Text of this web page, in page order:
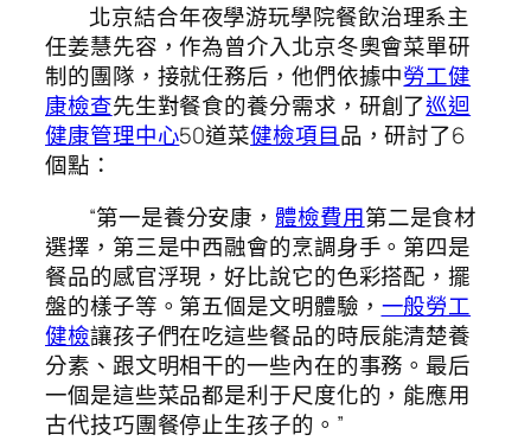
北京結合年夜學游玩學院餐飲治理系主
任姜慧先容，作為曾介入北京冬奧會菜單研
制的團隊，接就任務后，他們依據中勞工健
康檢查先生對餐食的養分需求，研創了巡迴
健康管理中心50道菜健檢項目品，研討了6
個點：
“第一是養分安康， 體檢費用第二是食材
選擇，第三是中西融會的烹調身手。第四是
餐品的感官浮現，好比說它的色彩搭配，擺
盤的樣子等。第五個是文明體驗， 一般勞工
健檢讓孩子們在吃這些餐品的時辰能清楚養
分素、跟文明相干的一些內在的事務。最后
一個是這些菜品都是利于尺度化的，能應用
古代技巧團餐停止生孩子的。”